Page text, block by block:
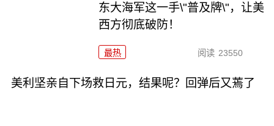
东大海军这一手\"普及牌\"，让美
西方彻底破防！
最热 阅读 23550
美利坚亲自下场救日元，结果呢？回弹后又蔫了